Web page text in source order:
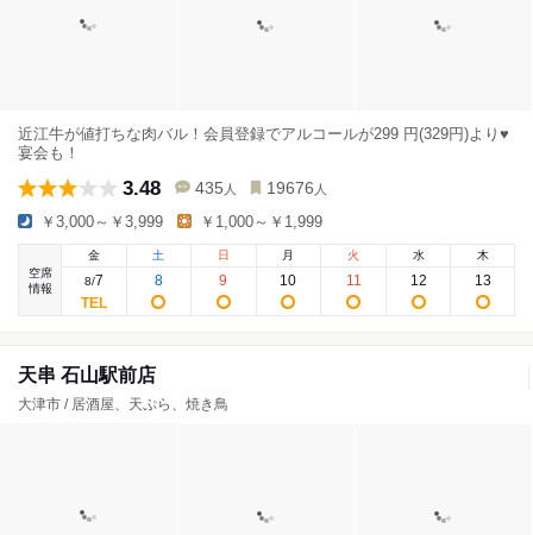
近江牛が値打ちな肉バル！会員登録でアルコールが299 円(329円)より♥
宴会も！
3.48 435 人 19676 人
￥3,000～￥3,999 ￥1,000～￥1,999
空席
情報
金
8/7
土
8
日
9
月
10
火
11
水
12
木
13
天串 石山駅前店
大津市 / 居酒屋、天ぷら、焼き鳥